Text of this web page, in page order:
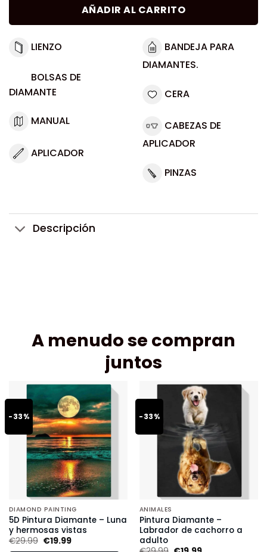
AÑADIR AL CARRITO
LIENZO
BOLSAS DE
DIAMANTE
MANUAL
APLICADOR
BANDEJA PARA
DIAMANTES.
CERA
CABEZAS DE
APLICADOR
PINZAS
Descripción
A menudo se compran
juntos
-33%
DIAMOND PAINTING
5D Pintura Diamante – Luna
y hermosas vistas
€29.99 €19.99
-33%
ANIMALES
Pintura Diamante –
Labrador de cachorro a
adulto